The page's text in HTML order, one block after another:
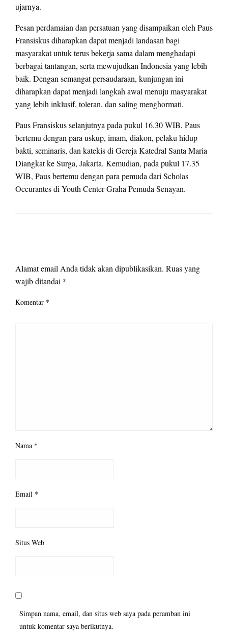
ujarnya.
Pesan perdamaian dan persatuan yang disampaikan oleh Paus
Fransiskus diharapkan dapat menjadi landasan bagi
masyarakat untuk terus bekerja sama dalam menghadapi
berbagai tantangan, serta mewujudkan Indonesia yang lebih
baik. Dengan semangat persaudaraan, kunjungan ini
diharapkan dapat menjadi langkah awal menuju masyarakat
yang lebih inklusif, toleran, dan saling menghormati.
Paus Fransiskus selanjutnya pada pukul 16.30 WIB, Paus
bertemu dengan para uskup, imam, diakon, pelaku hidup
bakti, seminaris, dan katekis di Gereja Katedral Santa Maria
Diangkat ke Surga, Jakarta. Kemudian, pada pukul 17.35
WIB, Paus bertemu dengan para pemuda dari Scholas
Occurantes di Youth Center Graha Pemuda Senayan.
Alamat email Anda tidak akan dipublikasikan. Ruas yang
wajib ditandai *
Komentar *
Nama *
Email *
Situs Web
Simpan nama, email, dan situs web saya pada peramban ini
untuk komentar saya berikutnya.